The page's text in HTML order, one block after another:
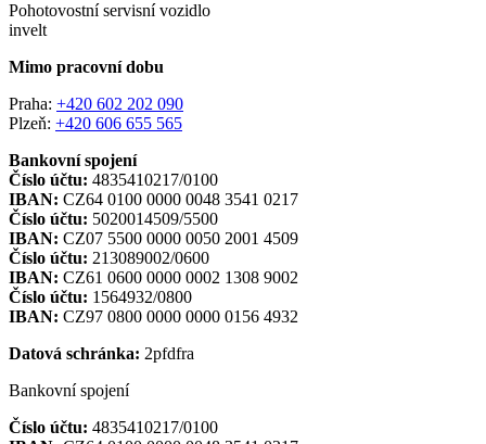
Pohotovostní servisní vozidlo
invelt
Mimo pracovní dobu
Praha: +420 602 202 090
Plzeň: +420 606 655 565
Bankovní spojení
Číslo účtu: 4835410217/0100
IBAN: CZ64 0100 0000 0048 3541 0217
Číslo účtu: 5020014509/5500
IBAN: CZ07 5500 0000 0050 2001 4509
Číslo účtu: 213089002/0600
IBAN: CZ61 0600 0000 0002 1308 9002
Číslo účtu: 1564932/0800
IBAN: CZ97 0800 0000 0000 0156 4932
Datová schránka: 2pfdfra
Bankovní spojení
Číslo účtu: 4835410217/0100